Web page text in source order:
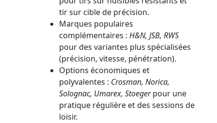
tir sur cible de précision.
Marques populaires
complémentaires : H&N, JSB, RWS
pour des variantes plus spécialisées
(précision, vitesse, pénétration).
Options économiques et
polyvalentes : Crosman, Norica,
Solognac, Umarex, Stoegerpour une
pratique régulière et des sessions de
loisir.